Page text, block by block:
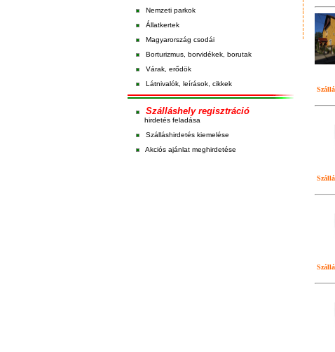
Nemzeti parkok
Állatkertek
Magyarország csodái
Borturizmus, borvidékek, borutak
Várak, erődök
Látnivalók, leírások, cikkek
Szálláshely regisztráció
hirdetés feladása
Szálláshirdetés kiemelése
Akciós ajánlat meghirdetése